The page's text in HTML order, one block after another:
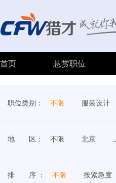
首页 悬赏职位
职位类别： 不限 服装设计
地 区： 不限 北京
排 序 ： 不限 按紧急度